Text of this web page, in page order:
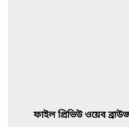
ফাইল প্রিভিউ ওয়েব